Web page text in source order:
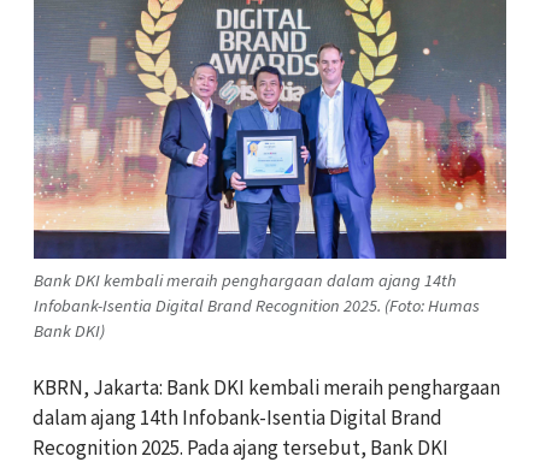
Bank DKI kembali meraih penghargaan dalam ajang 14th
Infobank-Isentia Digital Brand Recognition 2025. (Foto: Humas
Bank DKI)
KBRN, Jakarta: Bank DKI kembali meraih penghargaan
dalam ajang 14th Infobank-Isentia Digital Brand
Recognition 2025. Pada ajang tersebut, Bank DKI